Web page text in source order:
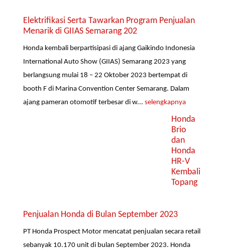
Elektrifikasi Serta Tawarkan Program Penjualan
Menarik di GIIAS Semarang 202
Honda kembali berpartisipasi di ajang Gaikindo Indonesia
International Auto Show (GIIAS) Semarang 2023 yang
berlangsung mulai 18 – 22 Oktober 2023 bertempat di
booth F di Marina Convention Center Semarang. Dalam
ajang pameran otomotif terbesar di w...selengkapnya
Honda
Brio
dan
Honda
HR-V
Kembali
Topang
Penjualan Honda di Bulan September 2023
PT Honda Prospect Motor mencatat penjualan secara retail
sebanyak 10.170 unit di bulan September 2023. Honda